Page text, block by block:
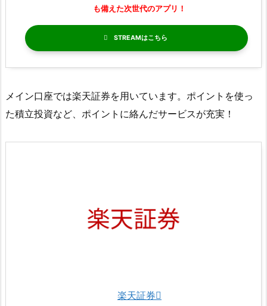
も備えた次世代のアプリ！
STREAM
メイン口座では楽天証券を用いています。ポイントを使っ
た積立投資など、ポイントに絡んだサービスが充実！
楽天証券